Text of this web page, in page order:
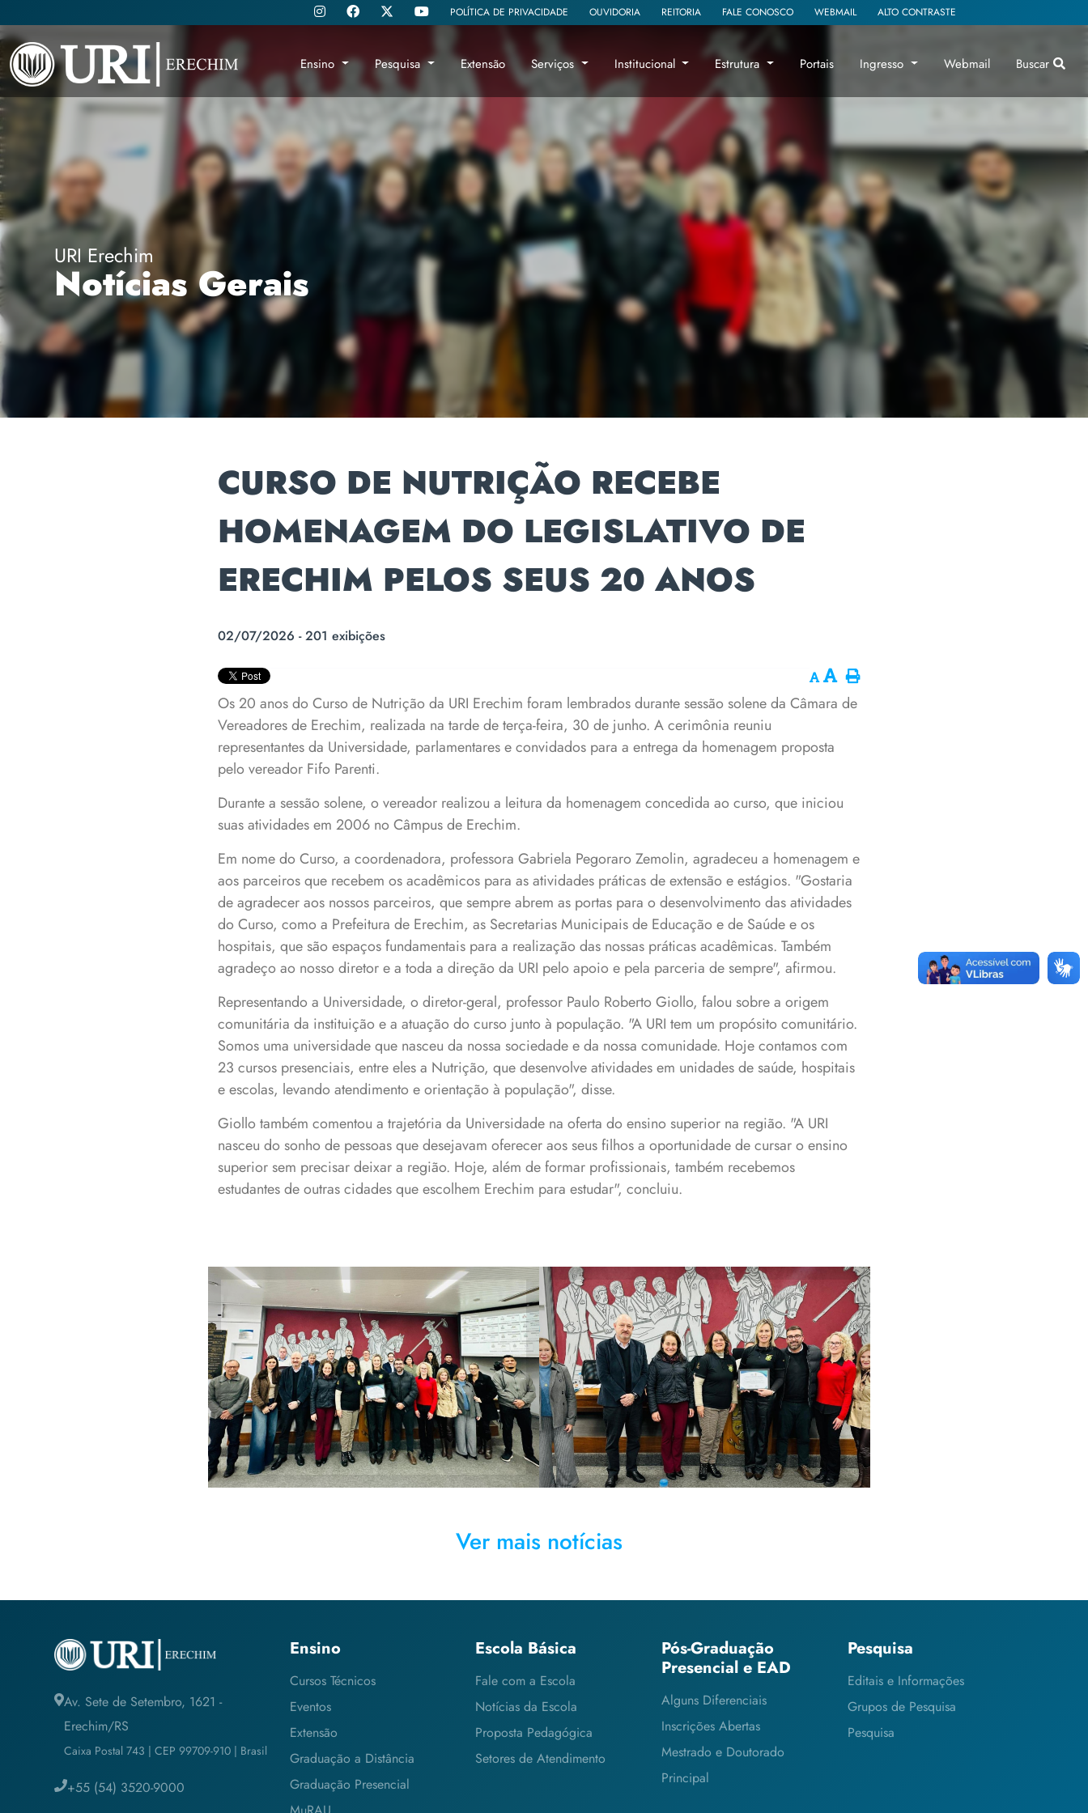
Ensino Pesquisa Extensão Serviços Institucional Estrutura Portais Ingresso Webmail Buscar
POLÍTICA DE PRIVACIDADE OUVIDORIA REITORIA FALE CONOSCO WEBMAIL ALTO CONTRASTE
URI Erechim
Notícias Gerais
CURSO DE NUTRIÇÃO RECEBE
HOMENAGEM DO LEGISLATIVO DE
ERECHIM PELOS SEUS 20 ANOS
02/07/2026 - 201 exibições
Os 20 anos do Curso de Nutrição da URI Erechim foram lembrados durante sessão solene da Câmara de
Vereadores de Erechim, realizada na tarde de terça-feira, 30 de junho. A cerimônia reuniu
representantes da Universidade, parlamentares e convidados para a entrega da homenagem proposta
pelo vereador Fifo Parenti.
Durante a sessão solene, o vereador realizou a leitura da homenagem concedida ao curso, que iniciou
suas atividades em 2006 no Câmpus de Erechim.
Em nome do Curso, a coordenadora, professora Gabriela Pegoraro Zemolin, agradeceu a homenagem e
aos parceiros que recebem os acadêmicos para as atividades práticas de extensão e estágios. "Gostaria
de agradecer aos nossos parceiros, que sempre abrem as portas para o desenvolvimento das atividades
do Curso, como a Prefeitura de Erechim, as Secretarias Municipais de Educação e de Saúde e os
hospitais, que são espaços fundamentais para a realização das nossas práticas acadêmicas. Também
agradeço ao nosso diretor e a toda a direção da URI pelo apoio e pela parceria de sempre", afirmou.
Representando a Universidade, o diretor-geral, professor Paulo Roberto Giollo, falou sobre a origem
comunitária da instituição e a atuação do curso junto à população. "A URI tem um propósito comunitário.
Somos uma universidade que nasceu da nossa sociedade e da nossa comunidade. Hoje contamos com
23 cursos presenciais, entre eles a Nutrição, que desenvolve atividades em unidades de saúde, hospitais
e escolas, levando atendimento e orientação à população", disse.
Giollo também comentou a trajetória da Universidade na oferta do ensino superior na região. "A URI
nasceu do sonho de pessoas que desejavam oferecer aos seus filhos a oportunidade de cursar o ensino
superior sem precisar deixar a região. Hoje, além de formar profissionais, também recebemos
estudantes de outras cidades que escolhem Erechim para estudar", concluiu.
Câmara de Vereadores prestou
homenagem ao Curso de Nutrição
pelos seus 20 anos
Docentes do Curso com o Diretor-
Geral, Paulo Giollo, e o vereador
proponente, Fifo Parenti
Ver mais notícias
Av. Sete de Setembro, 1621 -
Erechim/RS
Caixa Postal 743 | CEP 99709-910 | Brasil
+55 (54) 3520-9000
Ensino
Cursos Técnicos
Eventos
Extensão
Graduação a Distância
Graduação Presencial
Escola Básica
Fale com a Escola
Notícias da Escola
Proposta Pedagógica
Setores de Atendimento
Pós-Graduação
Presencial e EAD
Alguns Diferenciais
Inscrições Abertas
Mestrado e Doutorado
Principal
Pesquisa
Editais e Informações
Grupos de Pesquisa
Pesquisa